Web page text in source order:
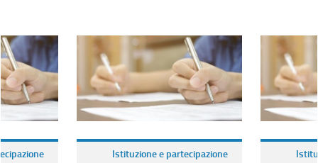
Istituzione e partecipazione